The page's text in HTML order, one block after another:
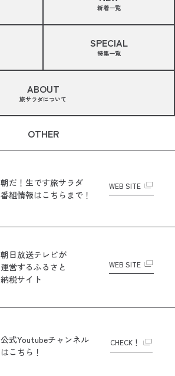
新着一覧
SPECIAL
特集一覧
ABOUT
旅サラダについて
OTHER
朝だ！生です旅サラダ
番組情報はこちらまで！
WEB SITE
朝日放送テレビが
運営するふるさと
納税サイト
WEB SITE
公式Youtubeチャンネル
はこちら！
CHECK！